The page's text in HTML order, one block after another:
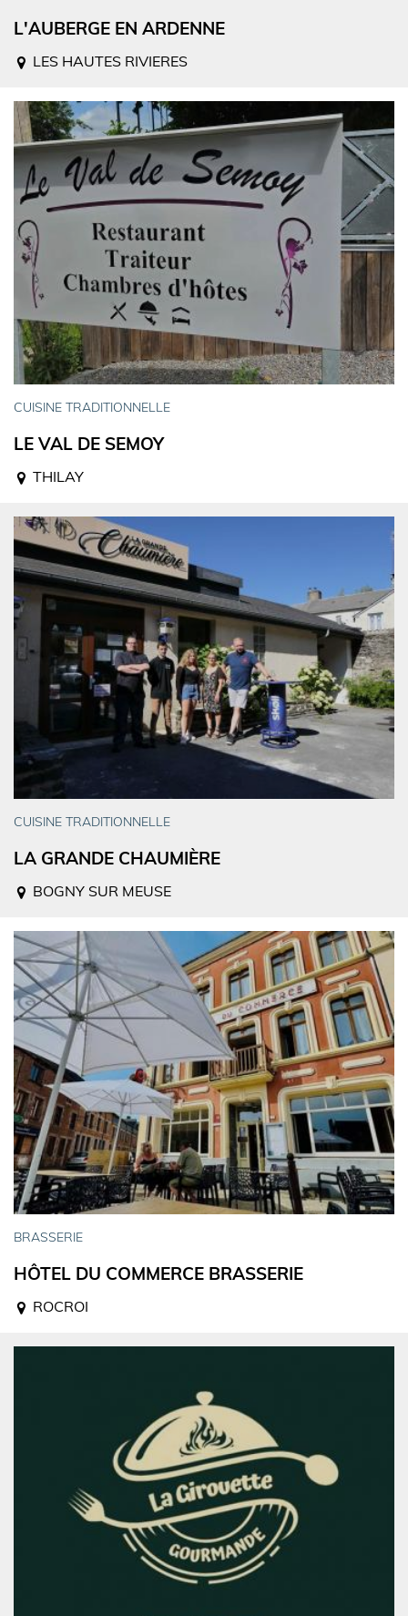
L'AUBERGE EN ARDENNE
LES HAUTES RIVIERES
CUISINE TRADITIONNELLE
LE VAL DE SEMOY
THILAY
CUISINE TRADITIONNELLE
LA GRANDE CHAUMIÈRE
BOGNY SUR MEUSE
BRASSERIE
HÔTEL DU COMMERCE BRASSERIE
ROCROI